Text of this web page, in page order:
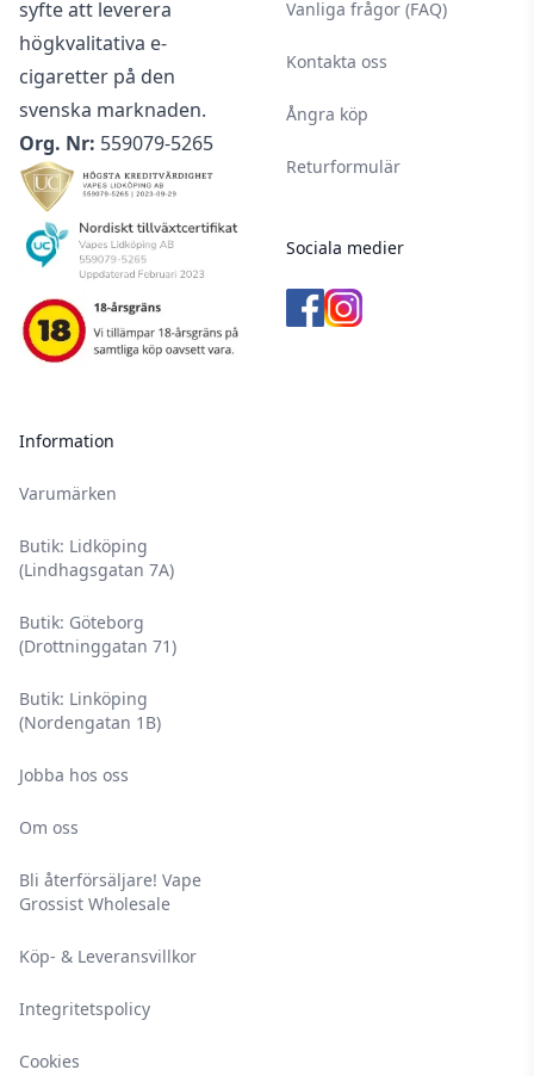
syfte att leverera
högkvalitativa e-
cigaretter på den
svenska marknaden.
Org. Nr: 559079-5265
Information
Varumärken
Butik: Lidköping
(Lindhagsgatan 7A)
Butik: Göteborg
(Drottninggatan 71)
Butik: Linköping
(Nordengatan 1B)
Jobba hos oss
Om oss
Bli återförsäljare! Vape
Grossist Wholesale
Köp- & Leveransvillkor
Integritetspolicy
Cookies
Vanliga frågor (FAQ)
Kontakta oss
Ångra köp
Returformulär
Sociala medier